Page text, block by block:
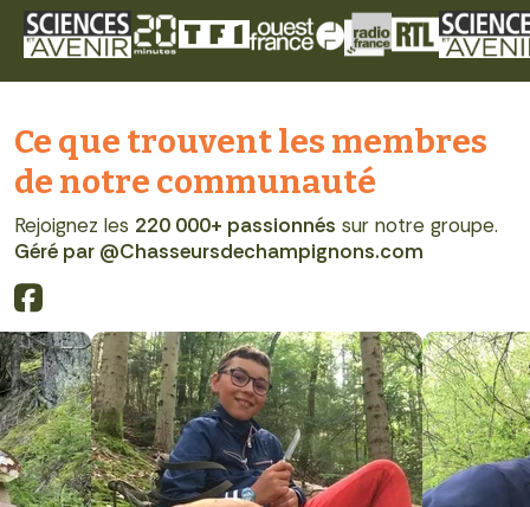
Ce que trouvent les membres
de notre communauté
Rejoignez les 220 000+ passionnés sur notre groupe.
Géré par @Chasseursdechampignons.com